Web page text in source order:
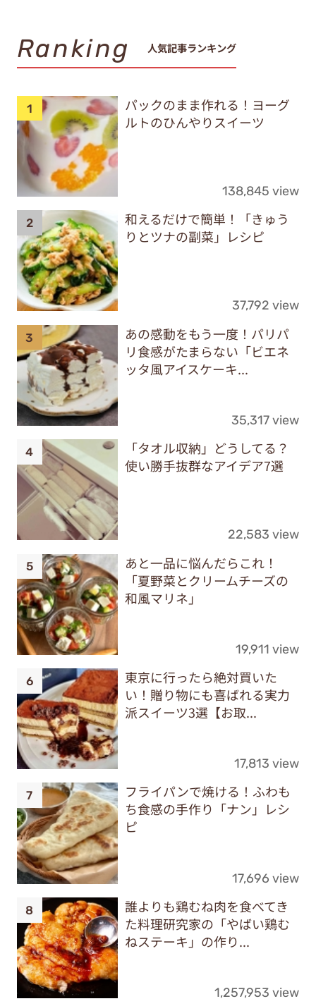
Ranking 人気記事ランキング
パックのまま作れる！ヨーグ
ルトのひんやりスイーツ
138,845 view
和えるだけで簡単！「きゅう
りとツナの副菜」レシピ
37,792 view
あの感動をもう一度！パリパ
リ食感がたまらない「ビエネ
ッタ風アイスケーキ...
35,317 view
「タオル収納」どうしてる？
使い勝手抜群なアイデア7選
22,583 view
あと一品に悩んだらこれ！
「夏野菜とクリームチーズの
和風マリネ」
19,911 view
東京に行ったら絶対買いた
い！贈り物にも喜ばれる実力
派スイーツ3選【お取...
17,813 view
フライパンで焼ける！ふわも
ち食感の手作り「ナン」レシ
ピ
17,696 view
誰よりも鶏むね肉を食べてき
た料理研究家の「やばい鶏む
ねステーキ」の作り...
1,257,953 view